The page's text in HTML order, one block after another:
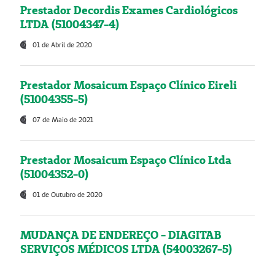
Prestador Decordis Exames Cardiológicos
LTDA (51004347-4)
01 de Abril de 2020
Prestador Mosaicum Espaço Clínico Eireli
(51004355-5)
07 de Maio de 2021
Prestador Mosaicum Espaço Clínico Ltda
(51004352-0)
01 de Outubro de 2020
MUDANÇA DE ENDEREÇO - DIAGITAB
SERVIÇOS MÉDICOS LTDA (54003267-5)